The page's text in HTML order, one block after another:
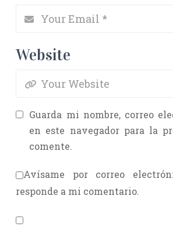
Website
Guarda mi nombre, correo
en este navegador para la
comente.
Avísame por correo
responde a mi comentario.